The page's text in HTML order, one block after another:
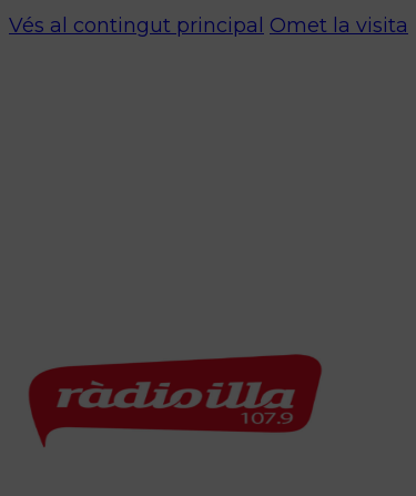
Vés al contingut principal Omet la visita